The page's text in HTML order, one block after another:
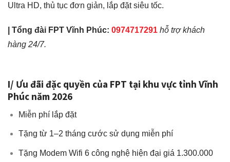
Ultra HD, thủ tục đơn giản, lắp đặt siêu tốc.
Tổng đài FPT Vĩnh Phúc: 0974717291 hỗ trợ khách
hàng 24/7.
I/ Ưu đãi đặc quyền của FPT tại khu vực tỉnh Vĩnh
Phúc năm 2026
Miễn phí lắp đặt
Tặng từ 1–2 tháng cước sử dụng miễn phí
Tặng Modem Wifi 6 công nghệ hiện đại giá 1.300.000